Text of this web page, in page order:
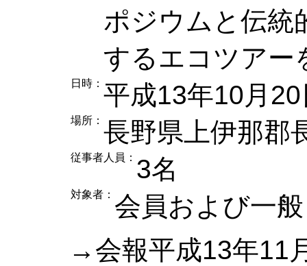
ポジウムと伝統
するエコツアー
日時： 平成13年10月
場所： 長野県上伊那郡
従事者人員： 3名
対象者： 会員および一
→会報平成13年11